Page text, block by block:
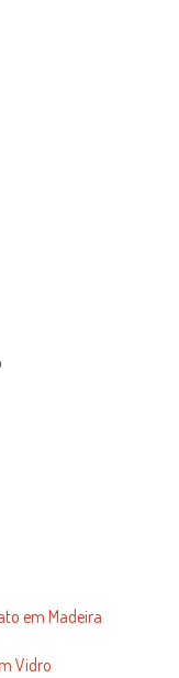
em Madeira
Vidro